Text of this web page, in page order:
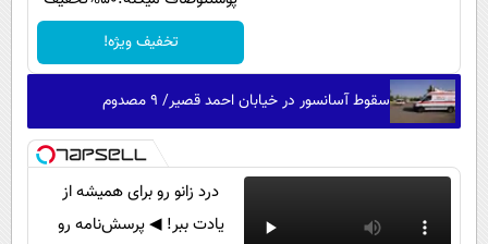
تخفیف ویژه!
سقوط آسانسور در خیابان احمد قصیر/ ۹ مصدوم
درد زانو رو برای همیشه از
یادت ببر! ◀ پرسش‌نامه رو